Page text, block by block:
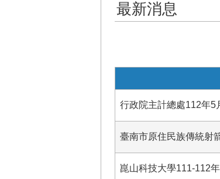
最新消息
行政院主計總處112年5
臺南市原住民族傳統射
崑山科技大學111-112